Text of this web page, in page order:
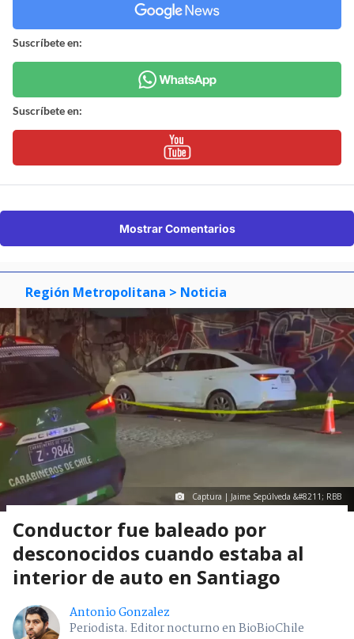
Suscríbete en:
Suscríbete en:
Mostrar Comentarios
Región Metropolitana > Noticia
Captura | Jaime Sepúlveda &#8211; RBB
Conductor fue baleado por
desconocidos cuando estaba al
interior de auto en Santiago
Antonio Gonzalez
Periodista. Editor nocturno en BioBioChile